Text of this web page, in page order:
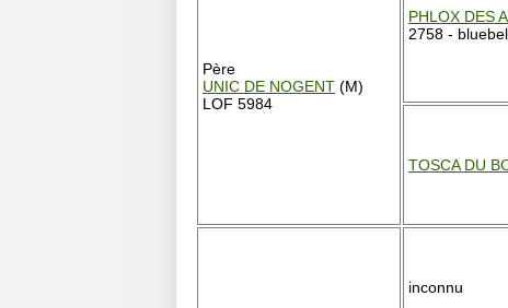
Père
UNIC DE NOGENT (M)
LOF 5984
PHLOX DES
2758 -
TOSCA DU
inconnu